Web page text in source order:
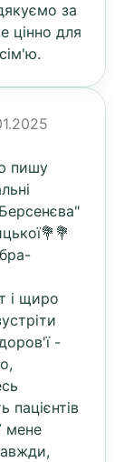
за
цінно для
пишу
і щиро
-
мене